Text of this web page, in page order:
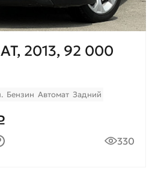
2013, 92 000
Бензин Автомат Задний
330